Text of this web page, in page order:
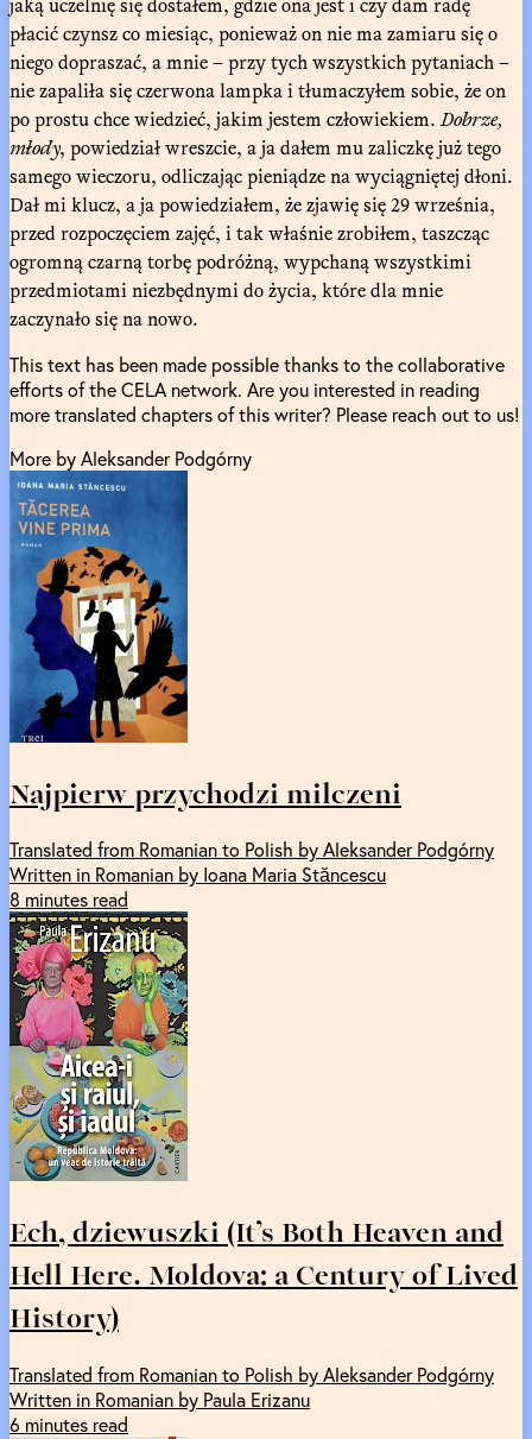
płacić czynsz co miesiąc, ponieważ on nie ma zamiaru się o
niego dopraszać, a mnie – przy tych wszystkich pytaniach –
nie zapaliła się czerwona lampka i tłumaczyłem sobie, że on
po prostu chce wiedzieć, jakim jestem człowiekiem.Dobrze,
młody, powiedział wreszcie, a ja dałem mu zaliczkę już tego
samego wieczoru, odliczając pieniądze na wyciągniętej dłoni.
Dał mi klucz, a ja powiedziałem, że zjawię się 29 września,
przed rozpoczęciem zajęć, i tak właśnie zrobiłem, taszcząc
ogromną czarną torbę podróżną, wypchaną wszystkimi
przedmiotami niezbędnymi do życia, które dla mnie
zaczynało się na nowo.
This text has been made possible thanks to the collaborative
efforts of the CELA network. Are you interested in reading
more translated chapters of this writer? Please reach out to us!
More by Aleksander Podgórny
Najpierw przychodzi milczeni
Translated from Romanian to Polish by Aleksander Podgórny
Written in Romanian by Ioana Maria Stăncescu
8 minutes read
Ech, dziewuszki (It’s Both Heaven and
Hell Here. Moldova: a Century of Lived
History)
Translated from Romanian to Polish by Aleksander Podgórny
Written in Romanian by Paula Erizanu
6 minutes read